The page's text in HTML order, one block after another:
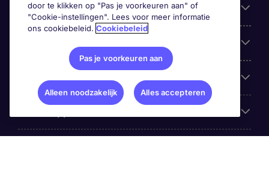
Handige informatie
Google Rating
door te klikken op "Pas je voorkeuren aan" of
"Cookie-instellingen". Lees voor meer informatie
ons cookiebeleid. Cookiebeleid
Pas je voorkeuren aan
Alleen noodzakelijk Alles accepteren